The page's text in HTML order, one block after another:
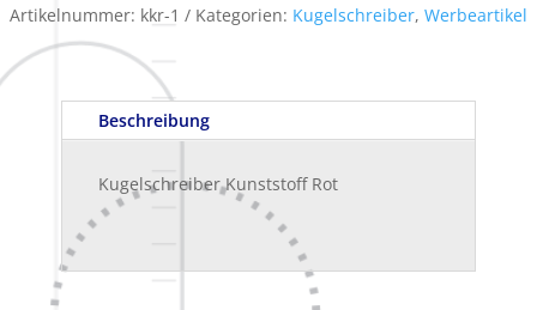
Rot
Menge
Artikelnummer: kkr-1 Kategorien: Kugelschreiber, Werbeartikel
Beschreibung
Kugelschreiber Kunststoff Rot